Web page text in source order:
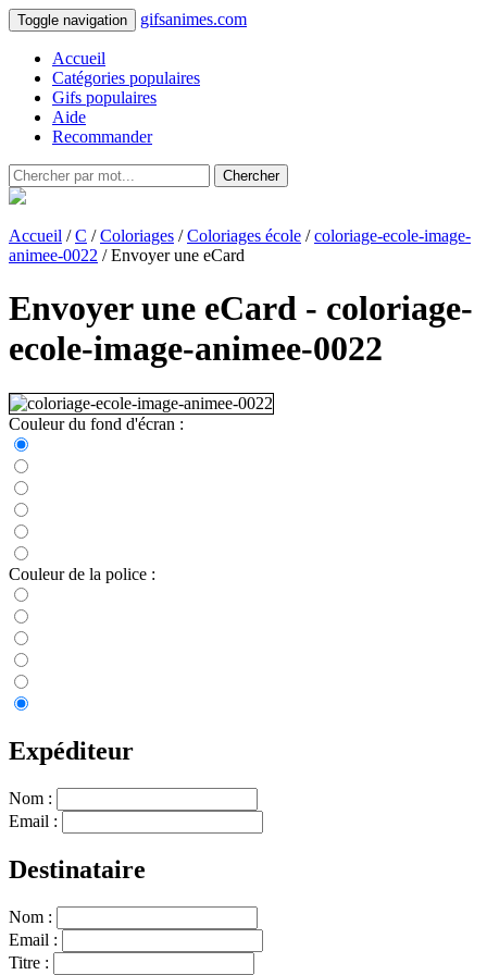
Toggle navigation gifsanimes.com
Accueil
Catégories populaires
Gifs populaires
Aide
Recommander
Chercher
Accueil /C /Coloriages /Coloriages école /coloriage-ecole-image-
animee-0022 / Envoyer une eCard
Envoyer une eCard - coloriage-
ecole-image-animee-0022
Couleur du fond d'écran :
Couleur de la police :
Expéditeur
Nom :
Email :
Destinataire
Nom :
Email :
Titre :